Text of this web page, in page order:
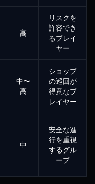
高
リスクを
許容でき
るプレイ
ヤー
中〜
高
ショップ
の巡回が
得意なプ
レイヤー
中
安全な進
行を重視
するグル
ープ